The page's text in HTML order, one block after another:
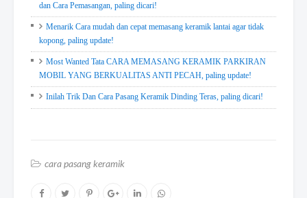
dan Cara Pemasangan, paling dicari!
Menarik Cara mudah dan cepat memasang keramik lantai agar tidak
kopong, paling update!
Most Wanted Tata CARA MEMASANG KERAMIK PARKIRAN
MOBIL YANG BERKUALITAS ANTI PECAH, paling update!
Inilah Trik Dan Cara Pasang Keramik Dinding Teras, paling dicari!
cara pasang keramik